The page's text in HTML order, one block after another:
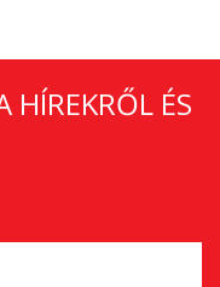
HÍREKRŐL ÉS